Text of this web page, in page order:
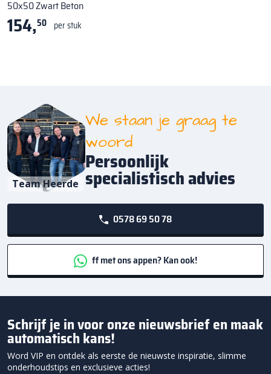
50x50 Zwart Beton
154,50 per stuk
Team Heerde
We staan je graag te
woord
Persoonlijk
specialistisch advies
0578 69 50 78
ff met ons appen? Kan ook!
Schrijf je in voor onze nieuwsbrief en maak
automatisch kans!
Word VIP en ontdek als eerste de nieuwste inspiratie, slimme
onderhoudstips en exclusieve acties!